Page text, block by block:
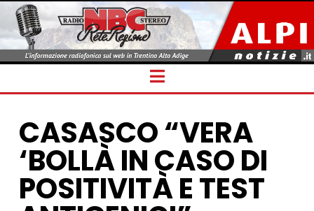
Navigation
CASASCO “VERA
‘BOLLÀ IN CASO DI
POSITIVITÀ E TEST